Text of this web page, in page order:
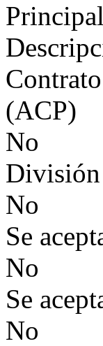
(ACP)
No
División
No
Se
No
Se
No